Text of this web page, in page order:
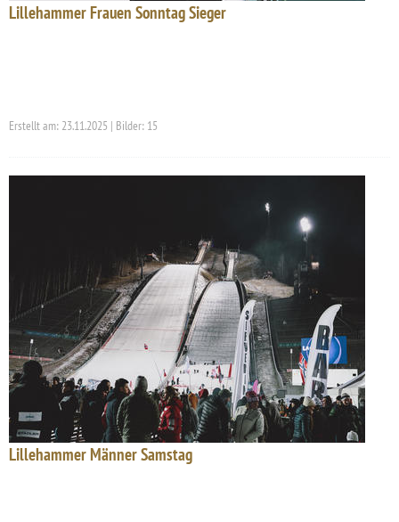
Lillehammer Frauen Sonntag Sieger
Erstellt am: 23.11.2025 | Bilder: 15
Lillehammer Männer Samstag